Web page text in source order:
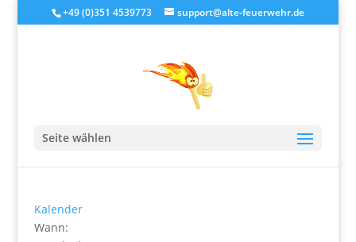
+49 (0)351 4539773 support@alte-feuerwehr.de
Seite wählen
Kalender
Wann: